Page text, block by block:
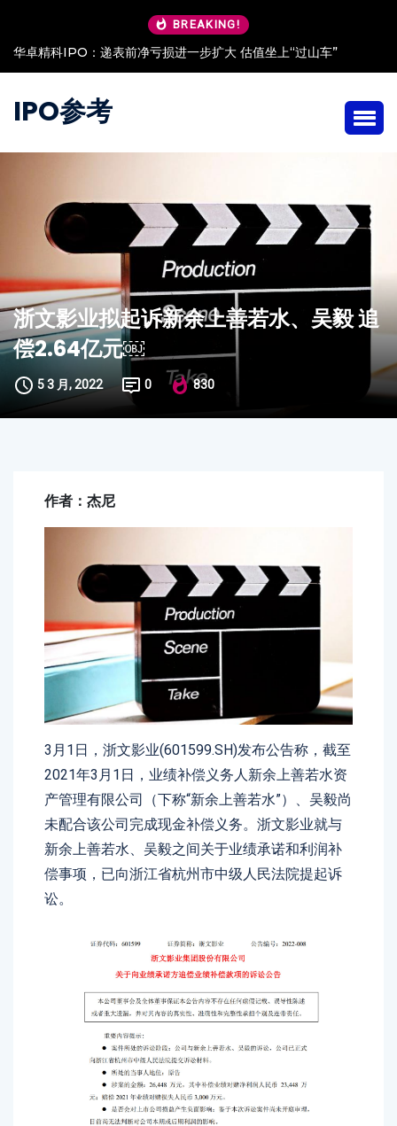
BREAKING!
华卓精科IPO：递表前净亏损进一步扩大 估值坐上“过山车”
IPO参考
浙文影业拟起诉新余上善若水、吴毅 追
偿2.64亿元￼
5 3 月, 2022 0 830
作者：杰尼
3月1日，浙文影业(601599.SH)发布公告称，截至
2021年3月1日，业绩补偿义务人新余上善若水资
产管理有限公司（下称“新余上善若水”）、吴毅尚
未配合该公司完成现金补偿义务。浙文影业就与
新余上善若水、吴毅之间关于业绩承诺和利润补
偿事项，已向浙江省杭州市中级人民法院提起诉
讼。